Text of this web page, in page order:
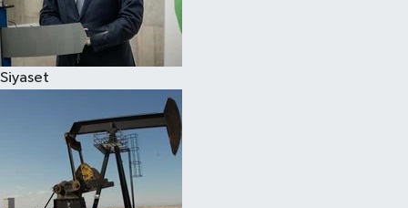
Siyaset
Spor
Çocuk
Eğitim